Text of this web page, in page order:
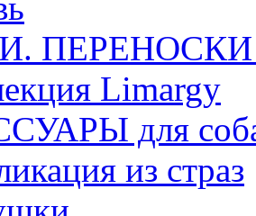
ПЕРЕНОСКИ
Limargy
для
из страз